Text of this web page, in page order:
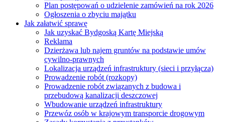
Plan postępowań o udzielenie zamówień na rok 2026
Ogłoszenia o zbyciu majątku
Jak załatwić sprawę
Jak uzyskać Bydgoską Kartę Miejską
Reklama
Dzierżawa lub najem gruntów na podstawie umów
cywilno-prawnych
Lokalizacja urządzeń infrastruktury (sieci i przyłącza)
Prowadzenie robót (rozkopy)
Prowadzenie robót związanych z budowa i
przebudową kanalizacji deszczowej
Wbudowanie urządzeń infrastruktury
Przewóz osób w krajowym transporcie drogowym